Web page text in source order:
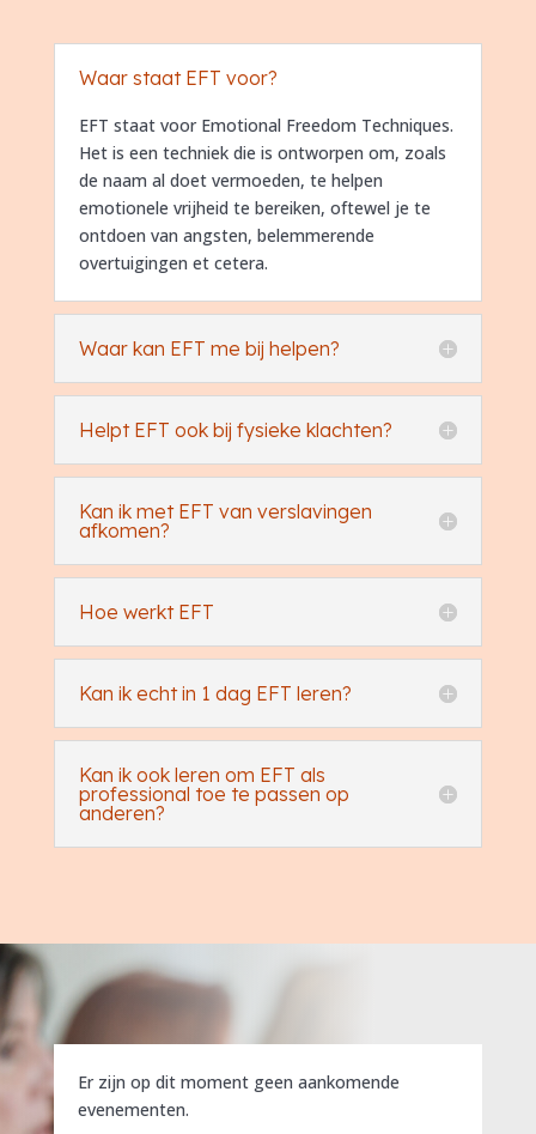
Waar staat EFT voor?
EFT staat voor Emotional Freedom Techniques.
Het is een techniek die is ontworpen om, zoals
de naam al doet vermoeden, te helpen
emotionele vrijheid te bereiken, oftewel je te
ontdoen van angsten, belemmerende
overtuigingen et cetera.
Waar kan EFT me bij helpen?
Helpt EFT ook bij fysieke klachten?
Kan ik met EFT van verslavingen
afkomen?
Hoe werkt EFT
Kan ik echt in 1 dag EFT leren?
Kan ik ook leren om EFT als
professional toe te passen op
anderen?
Er zijn op dit moment geen aankomende
evenementen.